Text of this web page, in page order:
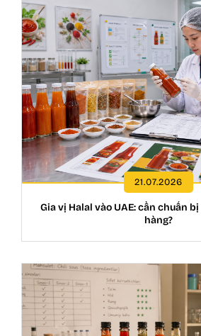
21.07.2026
Gia vị Halal vào UAE: cần chuẩn
hàng?